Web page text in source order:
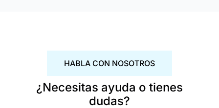
HABLA CON NOSOTROS
¿Necesitas ayuda o tienes
dudas?